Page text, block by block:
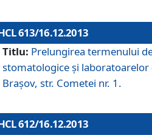
613/16.12.2013
Titlu: Prelungirea termenului
stomatologice şi
Braşov, str. Cometei nr. 1.
612/16.12.2013